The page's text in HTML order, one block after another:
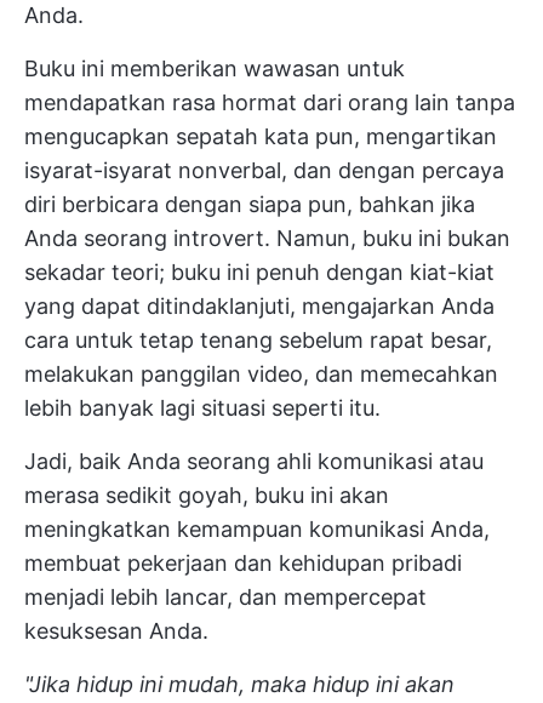
Anda.
Buku ini memberikan wawasan untuk
mendapatkan rasa hormat dari orang lain tanpa
mengucapkan sepatah kata pun, mengartikan
isyarat-isyarat nonverbal, dan dengan percaya
diri berbicara dengan siapa pun, bahkan jika
Anda seorang introvert. Namun, buku ini bukan
sekadar teori; buku ini penuh dengan kiat-kiat
yang dapat ditindaklanjuti, mengajarkan Anda
cara untuk tetap tenang sebelum rapat besar,
melakukan panggilan video, dan memecahkan
lebih banyak lagi situasi seperti itu.
Jadi, baik Anda seorang ahli komunikasi atau
merasa sedikit goyah, buku ini akan
meningkatkan kemampuan komunikasi Anda,
membuat pekerjaan dan kehidupan pribadi
menjadi lebih lancar, dan mempercepat
kesuksesan Anda.
"Jika hidup ini mudah, maka hidup ini akan